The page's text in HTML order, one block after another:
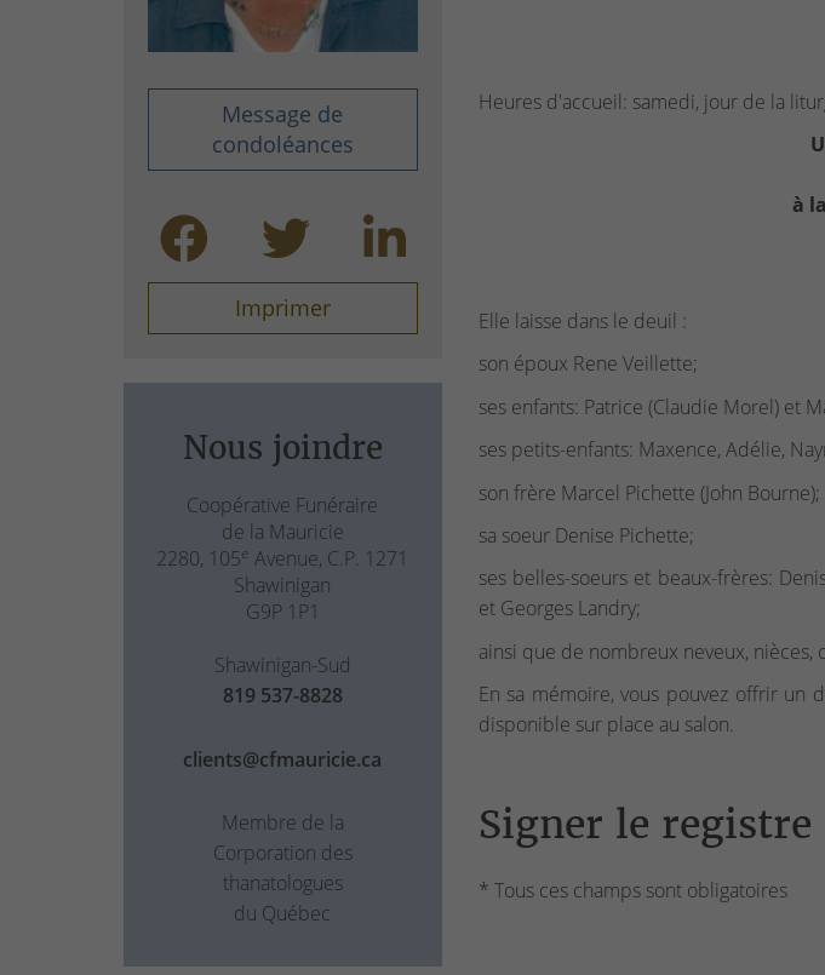
Message de
condoléances
Imprimer
Nous joindre
Coopérative Funéraire
de la Mauricie
2280, 105e Avenue, C.P. 1271
Shawinigan
G9P 1P1
Shawinigan-Sud
819 537-8828
clients@cfmauricie.ca
Membre de la
Corporation des
thanatologues
du Québec
Heures d'accueil: samedi, jour de la
à
Elle laisse dans le deuil :
son époux Rene Veillette;
ses enfants: Patrice (Claudie Morel) et
ses petits-enfants: Maxence, Adélie,
son frère Marcel Pichette (John Bourne);
sa soeur Denise Pichette;
ses belles-soeurs et beaux-frères:
et Georges Landry;
ainsi que de nombreux neveux, nièces,
En sa mémoire, vous pouvez offrir un
disponible sur place au salon.
Signer le registre
* Tous ces champs sont obligatoires